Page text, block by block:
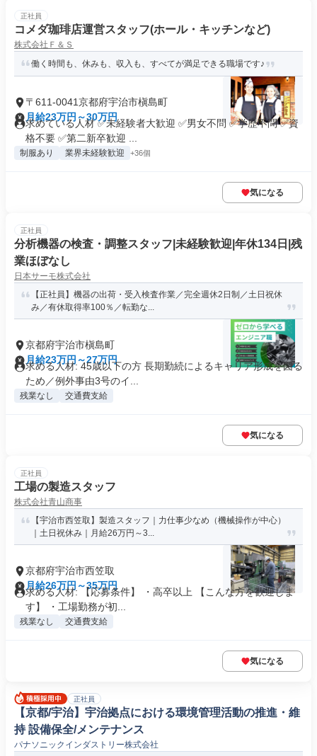
正社員
コメダ珈琲店運営スタッフ(ホール・キッチンなど)
株式会社Ｆ＆Ｓ
働く時間も、休みも、収入も、すべてが満足できる職場です♪
〒611-0041京都府宇治市槇島町
月給23万円～30万円
求めている人材 ✅未経験者大歓迎 ✅男女不問 ✅学歴不問 ✅資
格不要 ✅第二新卒歓迎 ...
制服あり 業界未経験歓迎 +36個
気になる
正社員
分析機器の検査・調整スタッフ|未経験歓迎|年休134日|残
業ほぼなし
日本サーモ株式会社
【正社員】機器の出荷・受入検査作業／完全週休2日制／土日祝休
み／有休取得率100％／転勤な...
京都府宇治市槇島町
月給23万円～27万円
求める人材: 45歳以下の方 長期勤続によるキャリア形成を図る
ため／例外事由3号のイ...
残業なし 交通費支給
気になる
正社員
工場の製造スタッフ
株式会社青山商事
【宇治市西笠取】製造スタッフ｜力仕事少なめ（機械操作が中心）
｜土日祝休み｜月給26万円～3...
京都府宇治市西笠取
月給26万円～35万円
求める人材: 【応募条件】 ・高卒以上 【こんな方を歓迎しま
す】 ・工場勤務が初...
残業なし 交通費支給
気になる
正社員
【京都/宇治】宇治拠点における環境管理活動の推進・維
持 設備保全/メンテナンス
パナソニックインダストリー株式会社